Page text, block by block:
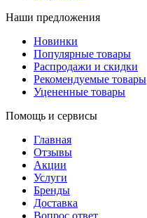
Наши предложения
Новинки
Популярные товары
Распродажи и скидки
Рекомендуемые товары
Уцененные товары
Помощь и сервисы
Главная
Отзывы
Акции
Услуги
Бренды
Доставка
Вопрос ответ